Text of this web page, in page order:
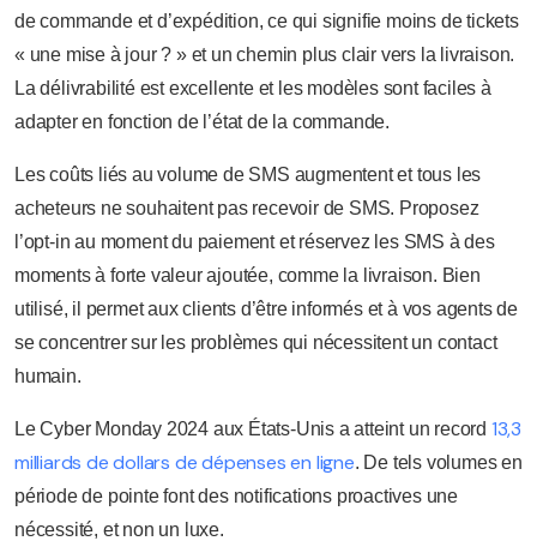
de commande et d’expédition, ce qui signifie moins de tickets
« une mise à jour ? » et un chemin plus clair vers la livraison.
La délivrabilité est excellente et les modèles sont faciles à
adapter en fonction de l’état de la commande.
Les coûts liés au volume de SMS augmentent et tous les
acheteurs ne souhaitent pas recevoir de SMS. Proposez
l’opt-in au moment du paiement et réservez les SMS à des
moments à forte valeur ajoutée, comme la livraison. Bien
utilisé, il permet aux clients d’être informés et à vos agents de
se concentrer sur les problèmes qui nécessitent un contact
humain.
Le Cyber Monday 2024 aux États-Unis a atteint un record 13,3
milliards de dollars de dépenses en ligne. De tels volumes en
période de pointe font des notifications proactives une
nécessité, et non un luxe.